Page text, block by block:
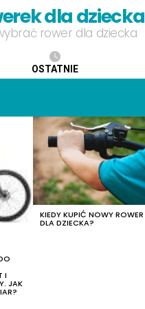
dla dziecka
rower dla dziecka
OSTATNIE
I
JAK
KIEDY KUPIĆ NOWY ROWER
DLA DZIECKA?